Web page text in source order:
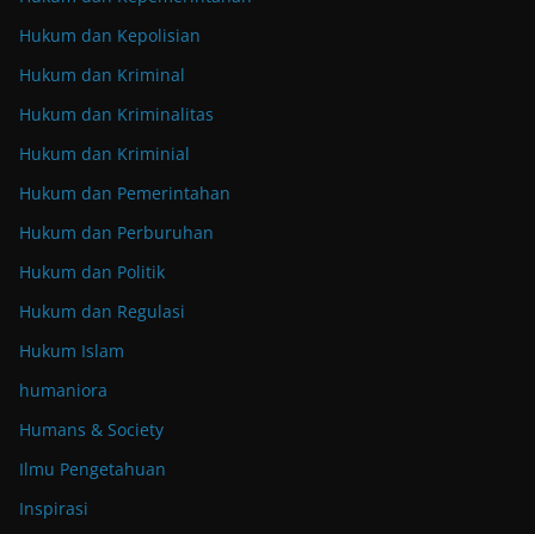
Hukum dan Kepolisian
Hukum dan Kriminal
Hukum dan Kriminalitas
Hukum dan Kriminial
Hukum dan Pemerintahan
Hukum dan Perburuhan
Hukum dan Politik
Hukum dan Regulasi
Hukum Islam
humaniora
Humans & Society
Ilmu Pengetahuan
Inspirasi